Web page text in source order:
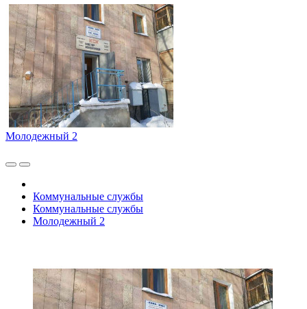
Молодежный 2
Коммунальные службы
Коммунальные службы
Молодежный 2